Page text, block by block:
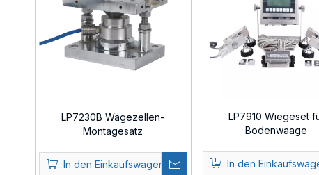
LP7230B Wägezellen-
Montagesatz
In den Einkaufswagen
LP7910 Wiegeset
Bodenwaage
In den